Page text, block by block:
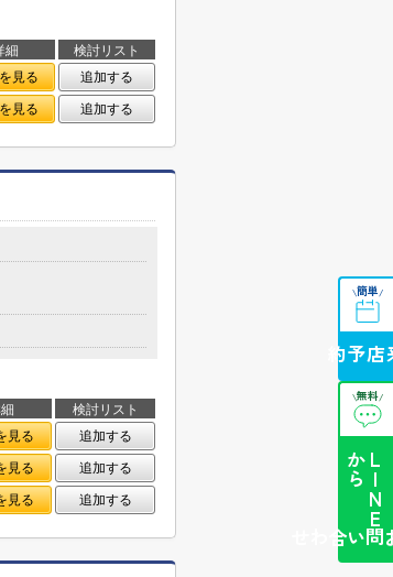
細
検討リスト
見る
追加する
見る 追加する
検討リスト
見る
追加する
見る
追加する
見る 追加する
\簡単/
来店予約
\無料/
L
I
N
E
か
ら